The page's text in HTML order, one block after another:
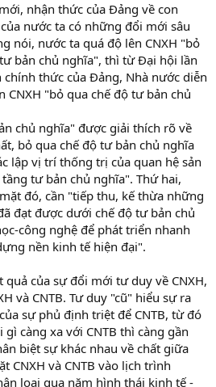
nhận thức của Đảng về con
nước ta có những đổi mới sâu
nói, nước ta quá độ lên CNXH "bỏ
bản chủ nghĩa", thì từ Đại hội lần
thức của Đảng, Nhà nước diễn
CNXH "bỏ qua chế độ tư bản chủ
chủ nghĩa" được giải thích rõ về
bỏ qua chế độ tư bản chủ nghĩa
lập vị trí thống trị của quan hệ sản
tư bản chủ nghĩa". Thứ hai,
đó, cần "tiếp thu, kế thừa những
đạt được dưới chế độ tư bản chủ
công nghệ để phát triển nhanh
nền kinh tế hiện đại".
của sự đổi mới tư duy về CNXH,
và CNTB. Tư duy "cũ" hiểu sự ra
sự phủ định triệt để CNTB, từ đó
càng xa với CNTB thì càng gần
biệt sự khác nhau về chất giữa
CNXH và CNTB vào lịch trình
loại qua năm hình thái kinh tế -